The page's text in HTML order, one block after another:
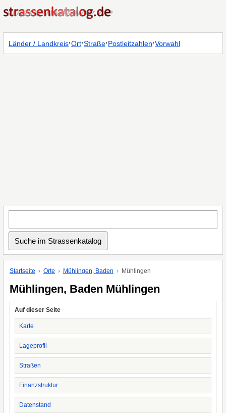
Länder / Landkreis·Ort·Straße·Postleitzahlen·Vorwahl
Startseite Orte Mühlingen, Baden Mühlingen
Mühlingen, Baden Mühlingen
Auf dieser Seite
Karte
Lageprofil
Straßen
Finanzstruktur
Datenstand